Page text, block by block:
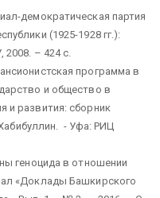
демократическая партия
(1925-1928 гг.):
– 424 с.
программа в
и общество в
и развития: сборник
- Уфа: РИЦ
геноцида в отношении
«Доклады Башкирского